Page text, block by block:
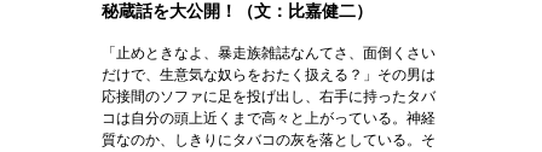
秘蔵話を大公開！（文：比嘉健二）
「止めときなよ、暴走族雑誌なんてさ、面倒くさい
だけで、生意気な奴らをおたく扱える？」その男は
応接間のソファに足を投げ出し、右手に持ったタバ
コは自分の頭上近くまで高々と上がっている。神経
質なのか、しきりにタバコの灰を落としている。そ